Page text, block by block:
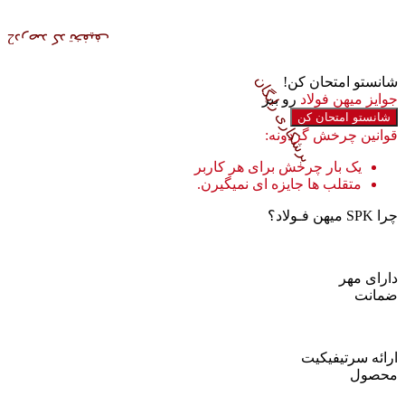
برشکاری رایگان
2درصد کد تخفیف
شانستو امتحان کن!
جوایز میهن فولاد رو ببر
شانستو امتحان کن
قوانین چرخش گردونه:
یک بار چرخش برای هر کاربر
متقلب ها جایزه ای نمیگیرن.
چرا SPK میهن فـولاد؟
دارای مهر
ضمانت
ارائه سرتیفیکیت
محصول